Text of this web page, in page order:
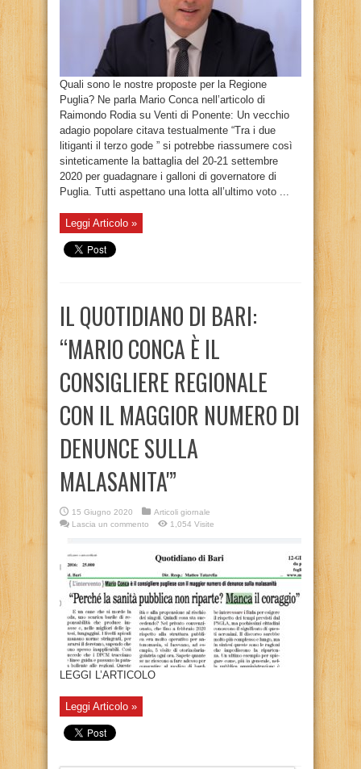
Quali sono le nostre proposte per la Regione
Puglia? Ne parla Mario Conca nell’articolo di
Raimondo Rodia su Venti di Ponente: Un vecchio
adagio popolare citava testualmente “Tra i due
litiganti il terzo gode ” si potrebbe riassumere così
sinteticamente la battaglia del 20-21 settembre
2020 per guadagnare i galloni di governatore di
Puglia. Tutti aspettano una lotta all’ultimo voto ...
Leggi Articolo »
IL QUOTIDIANO DI BARI:
“MARIO CONCA È IL
CONSIGLIERE REGIONALE
CON IL MAGGIOR NUMERO DI
DENUNCE SULLA
MALASANITA'”
15 Giugno 2020
Articoli giornale
Lascia un commento
1,054 Visite
LEGGI L’ARTICOLO
Leggi Articolo »